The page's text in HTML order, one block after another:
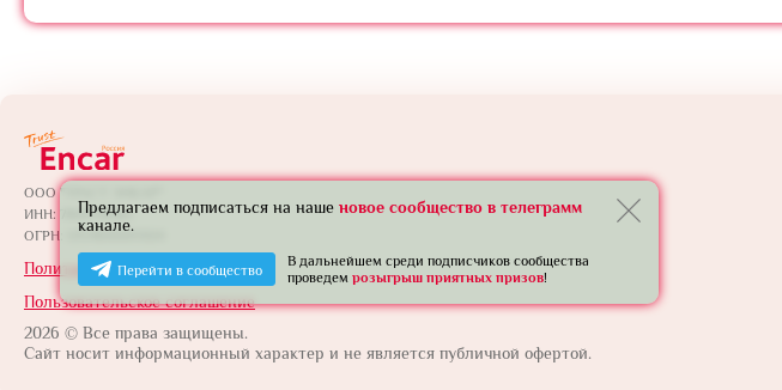
ООО "ТРАСТ ЭНКАР"
ИНН: 7801739565
ОГРН: 1257800005924
Политика конфиденциальности
Пользовательское соглашение
2026 © Все права защищены.
Сайт носит информационный характер и не является публичной офертой.
Предлагаем подписаться на наше новое сообщество в телеграмм
канале.
Перейти в сообщество
В дальнейшем среди подписчиков сообщества
проведем розыгрыш приятных призов!